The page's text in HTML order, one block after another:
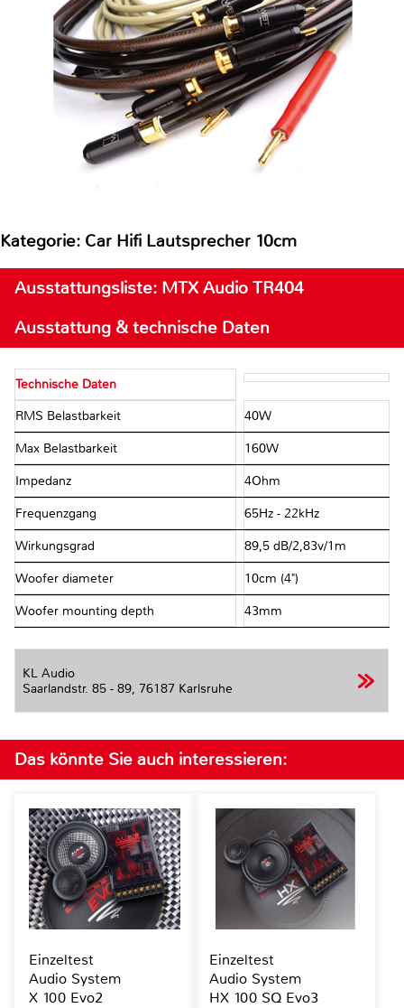
Kategorie: Car Hifi Lautsprecher 10cm
Ausstattungsliste: MTX Audio TR404
Ausstattung & technische Daten
Technische Daten
RMS Belastbarkeit 40W
Max Belastbarkeit 160W
Impedanz 4Ohm
Frequenzgang 65Hz - 22kHz
Wirkungsgrad 89,5 dB/2,83v/1m
Woofer diameter 10cm (4")
Woofer mounting depth 43mm
KL Audio
Saarlandstr. 85 - 89, 76187 Karlsruhe
Das könnte Sie auch interessieren:
Einzeltest
Audio System
X 100 Evo2
Einzeltest
Audio System
HX 100 SQ Evo3